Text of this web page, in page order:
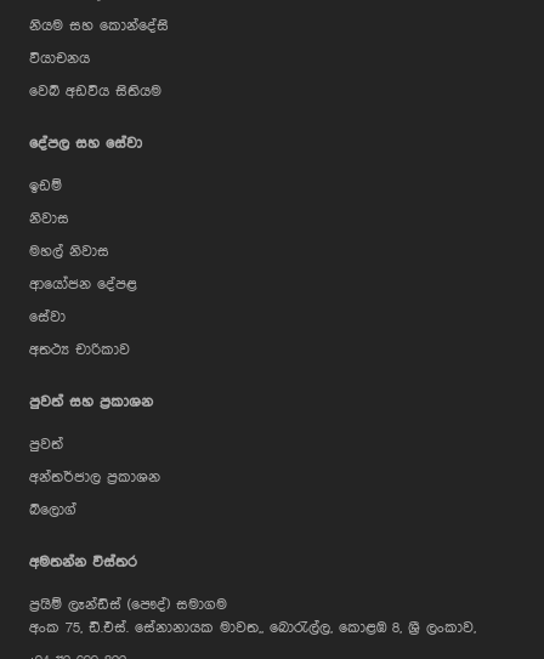
නියම සහ කොන්දේසි
වියාචනය
වෙබ් අඩවිය සිතියම
දේපල සහ සේවා
ඉඩම්
නිවාස
මහල් නිවාස
ආයෝජන දේපළ
සේවා
අතථ්‍ය චාරිකාව
පුවත් සහ ප්‍රකාශන
පුවත්
අන්තර්ජාල ප්‍රකාශන
බ්ලොග්
අමතන්න විස්තර
ප්‍රයිම් ලෑන්ඩ්ස් (පෞද්) සමාගම
අංක 75, ඩී.එස්. සේනානායක මාවත,, බොරැල්ල, කොළඹ 8, ශ්‍රී ලංකාව,
Hi, I'm Prime Bee, Your AI